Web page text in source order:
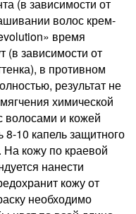
(в зависимости от
волос крем-
время
(в зависимости от
в противном
результат не
химической
волосами и кожей
8-10 капель защитного
кожу по краевой
нанести
кожу от
необходимо